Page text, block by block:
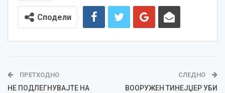
Сподели
ПРЕТХОДНО
НЕ ПОДЛЕГНУВАЈТЕ НА
СЛЕДНО
ВООРУЖЕН ТИНЕЈЏЕР УБИ